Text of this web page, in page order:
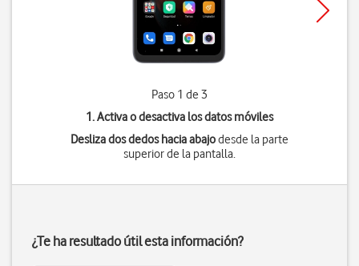
Paso 1 de 3
1. Activa o desactiva los datos móviles
Desliza dos dedos hacia abajodesde la parte
superior de la pantalla.
¿Te ha resultado útil esta información?